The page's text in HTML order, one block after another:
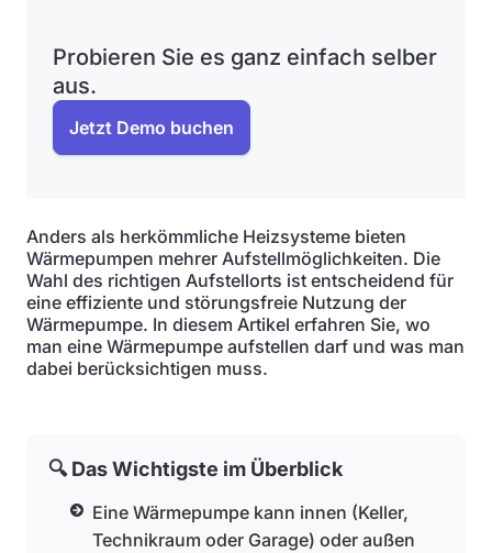
Probieren Sie es ganz einfach selber
aus.
Jetzt Demo buchen
Anders als herkömmliche Heizsysteme bieten
Wärmepumpen mehrer Aufstellmöglichkeiten. Die
Wahl des richtigen Aufstellorts ist entscheidend für
eine effiziente und störungsfreie Nutzung der
Wärmepumpe. In diesem Artikel erfahren Sie, wo
man eine Wärmepumpe aufstellen darf und was man
dabei berücksichtigen muss.
🔍 Das Wichtigste im Überblick
Eine Wärmepumpe kann innen (Keller,
Technikraum oder Garage) oder außen